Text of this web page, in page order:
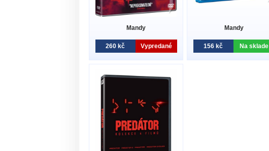
Mandy
260 kč Vypredané
Mandy
156 kč Na sklade